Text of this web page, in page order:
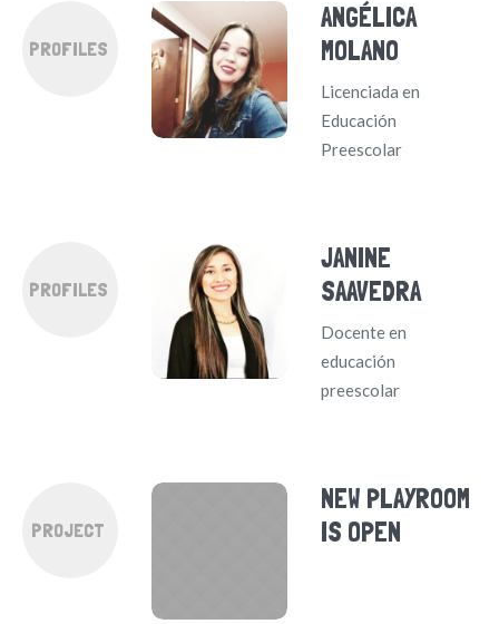
PROFILES
ANGÉLICA
MOLANO
Licenciada en
Educación
Preescolar
PROFILES
JANINE
SAAVEDRA
Docente en
educación
preescolar
PROJECT
NEW PLAYROOM
IS OPEN